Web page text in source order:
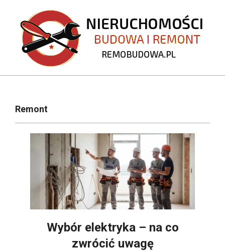
content
REMOBUDOWA.PL
NavigationRemont
Wybór elektryka – na co
zwrócić uwagę